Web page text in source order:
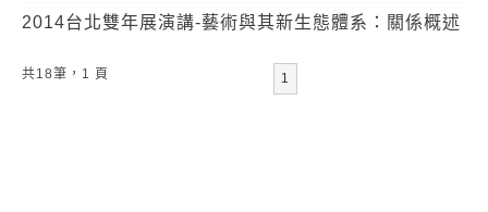
2014台北雙年展演講-藝術與其新生態體系：關係概述
1
共18筆，1 頁